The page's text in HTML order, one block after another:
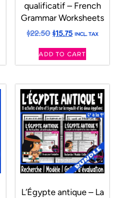
qualificatif – French
Grammar Worksheets
$22.50$15.75 INCL. TAX
ADD TO CART
L’Égypte antique – La